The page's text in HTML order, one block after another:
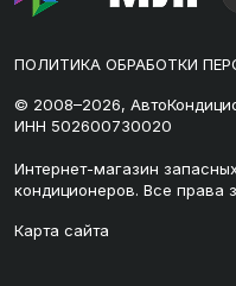
ПОЛИТИКА ОБРАБОТКИ
© 2008–2026,
ИНН 502600730020
Интернет-магазин
кондиционеров. Все права
Карта сайта